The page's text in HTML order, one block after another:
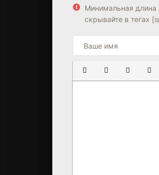
7.5 7.7
Минимальная
скрывайте в тегах
ПОЛУЖИРНЫЙ
КУРСИВ